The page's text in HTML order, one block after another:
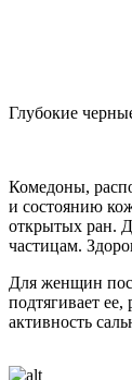
Глубокие
Комедоны,
и состоянию
открытых ран.
частицам.
Для женщин
подтягивает
активность